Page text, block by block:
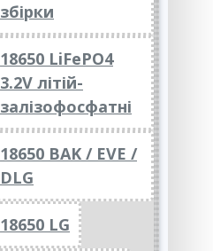
збірки
18650 LiFePO4
3.2V літій-
залізофосфатні
18650 BAK / EVE /
DLG
18650 LG